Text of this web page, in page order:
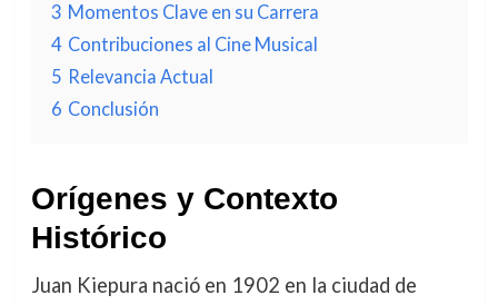
3 Momentos Clave en su Carrera
4 Contribuciones al Cine Musical
5 Relevancia Actual
6 Conclusión
Orígenes y Contexto
Histórico
Juan Kiepura nació en 1902 en la ciudad de